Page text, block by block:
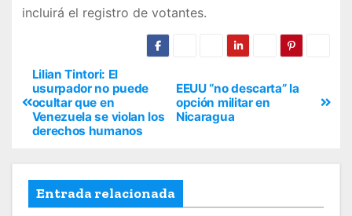
incluirá el registro de votantes.
EEUU “no descarta” la
opción militar en
Nicaragua
Lilian Tintori: El
usurpador no puede
ocultar que en
Venezuela se violan los
derechos humanos
Entrada relacionada